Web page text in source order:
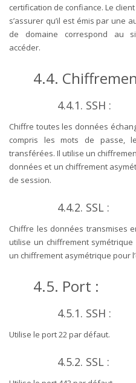
certification de confiance. Le
s’assurer qu’il est émis par une
de domaine correspond au
accéder.
4.4.
4.4.1. SSH :
Chiffre toutes les données
compris les mots de passe,
transférées. Il utilise un
données et un chiffrement
de session.
4.4.2. SSL :
Chiffre les données transmises
utilise un chiffrement
un chiffrement asymétrique pour
4.5. Port :
4.5.1. SSH :
Utilise le port 22 par défaut.
4.5.2. SSL :